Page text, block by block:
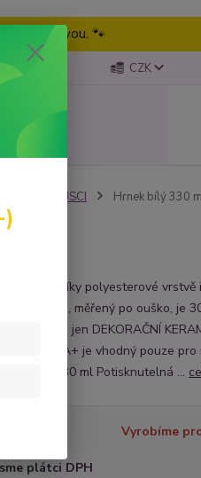
tu pravou. 🐾
CZK
Vánoční PEJSCI Hrnek bílý 330
hrnek je díky polyesterové vrstvě
hrnku, měřený po ouško, je
Je to jen DEKORAČNÍ
třídy A+ je vhodný pouze
Objem 330 ml Potisknutelná ...
Vyrobíme
plátci DPH